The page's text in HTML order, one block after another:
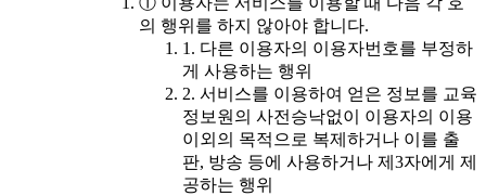
의 행위를 하지 않아야 합니다.
1. 다른 이용자의 이용자번호를 부정하
게 사용하는 행위
2. 서비스를 이용하여 얻은 정보를 교육
정보원의 사전승낙없이 이용자의 이용
이외의 목적으로 복제하거나 이를 출
판, 방송 등에 사용하거나 제3자에게 제
공하는 행위